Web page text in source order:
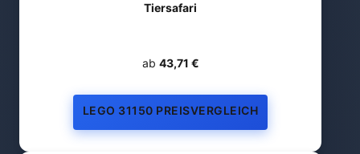
Tiersafari
ab 43,71 €
LEGO 31150 PREISVERGLEICH